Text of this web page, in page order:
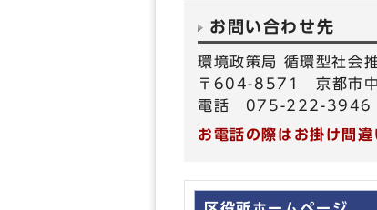
お問い合わせ先
環境政策局 循環型社会
〒604-8571 京都市中
電話 075-222-3946
お電話の際はお掛け間